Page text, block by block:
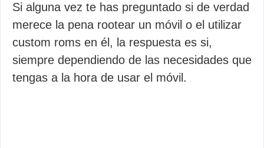
Si alguna vez te has preguntado si de verdad
merece la pena rootear un móvil o el utilizar
custom roms en él, la respuesta es si,
siempre dependiendo de las necesidades que
tengas a la hora de usar el móvil.